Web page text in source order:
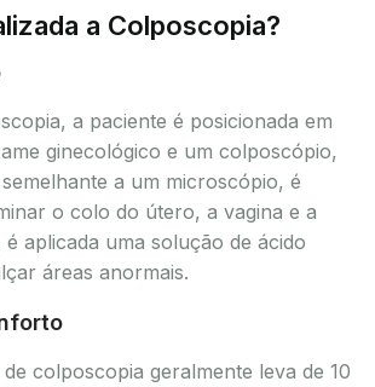
a Colposcopia?
a paciente é posicionada em
ginecológico e um colposcópio,
a um microscópio, é
o colo do útero, a vagina e a
aplicada uma solução de ácido
áreas anormais.
colposcopia geralmente leva de 10